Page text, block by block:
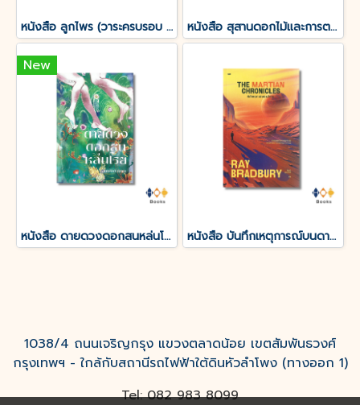
หนังสือ ลูกไพร (วาระครบรอบ 120 ปีชาตกาลมาลัย ชูพินิจ) หนังสือ สุสานดอกไม้และการตายของความรัก
New
หนังสือ ดายดวงดอกสนหล่นโรย หนังสือ บันทึกเหตุการณ์บนดาวอังคาร THE MARTIAN CHRONICLES
1038/4 ถนนเจริญกรุง แขวงตลาดน้อย เขตสัมพันธวงศ์
กรุงเทพฯ - ใกล้กับสถานีรถไฟฟ้าใต้ดินหัวลำโพง (ทางออก 1)
Tel: 082 983 8099